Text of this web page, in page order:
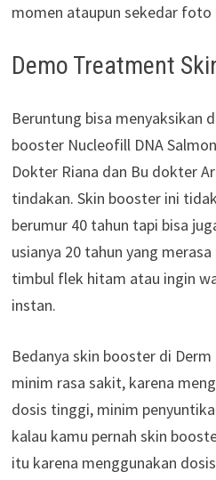
momen ataupun sekedar foto
Demo Treatment
Beruntung bisa menyaksikan
booster Nucleofill DNA
Dokter Riana dan Bu dokter
tindakan. Skin booster ini
berumur 40 tahun tapi bisa
usianya 20 tahun yang
timbul flek hitam atau ingin
instan.
Bedanya skin booster di
minim rasa sakit, karena
dosis tinggi, minim
kalau kamu pernah skin
itu karena menggunakan